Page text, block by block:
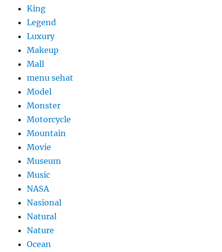
King
Legend
Luxury
Makeup
Mall
menu sehat
Model
Monster
Motorcycle
Mountain
Movie
Museum
Music
NASA
Nasional
Natural
Nature
Ocean